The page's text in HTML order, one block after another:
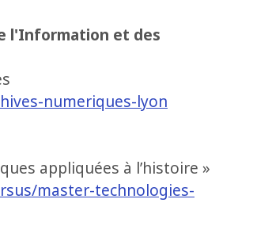
l'Information et des
numeriques-lyon
appliquées à l’histoire »
master-technologies-